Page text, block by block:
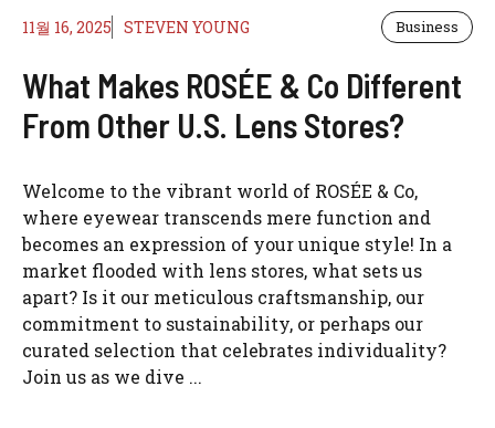
11월 16, 2025 STEVEN YOUNG Business
What Makes ROSÉE & Co Different
From Other U.S. Lens Stores?
Welcome to the vibrant world of ROSÉE & Co,
where eyewear transcends mere function and
becomes an expression of your unique style! In a
market flooded with lens stores, what sets us
apart? Is it our meticulous craftsmanship, our
commitment to sustainability, or perhaps our
curated selection that celebrates individuality?
Join us as we dive ...